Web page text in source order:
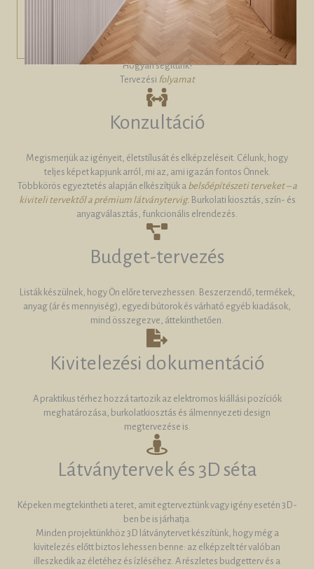
Hogyan segítünk?
Tervezési folyamat
Konzultáció
Megismerjük az igényeit, életstílusát és elképzeléseit. Célunk, hogy
teljes képet kapjunk arról, mi az, ami igazán fontos Önnek.
Többkörös egyeztetés alapján elkészítjük a belsőépítészeti terveket – a
kiviteli tervektől a prémium látványtervig.Burkolati kiosztás, szín- és
anyagválasztás, funkcionális elrendezés.
Budget-tervezés
Listák készülnek, hogy Ön előre tervezhessen. Beszerzendő, termékek,
anyag (ár és mennyiség), egyedi bútorok és várható egyéb kiadások,
mind összegezve, áttekinthetően.
Kivitelezési dokumentáció
A praktikus térhez hozzá tartozik az elektromos kiállási pozíciók
meghatározása, burkolatkiosztás és álmennyezeti design
megtervezése is.
Látványtervek és 3D séta
Képeken megtekintheti a teret, amit egterveztünk vagy igény esetén 3D-
ben be is járhatja.
Minden projektünkhöz 3D látványtervet készítünk, hogy még a
kivitelezés előtt biztos lehessen benne: az elképzelt tér valóban
illeszkedik az életéhez és ízléséhez. A részletes budgetterv és a